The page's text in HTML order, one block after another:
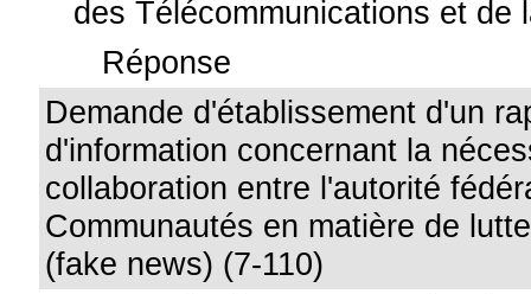
des Télécommunications et de
Réponse
Demande d'établissement d'un
d'information concernant la
collaboration entre l'autorité
Communautés en matière de
(fake news) (7-110)